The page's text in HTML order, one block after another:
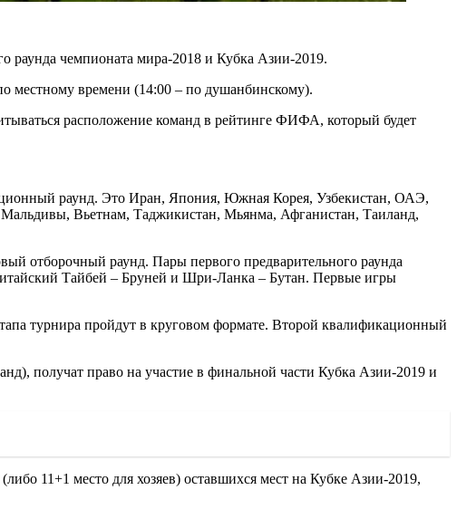
раунда чемпионата мира-2018 и Кубка Азии-2019.
местному времени (14:00 – по душанбинскому).
расположение команд в рейтинге ФИФА, который будет
раунд. Это Иран, Япония, Южная Корея, Узбекистан, ОАЭ,
Вьетнам, Таджикистан, Мьянма, Афганистан, Таиланд,
отборочный раунд. Пары первого предварительного раунда
Тайбей – Бруней и Шри-Ланка – Бутан. Первые игры
турнира пройдут в круговом формате. Второй квалификационный
получат право на участие в финальной части Кубка Азии-2019 и
11+1 место для хозяев) оставшихся мест на Кубке Азии-2019,